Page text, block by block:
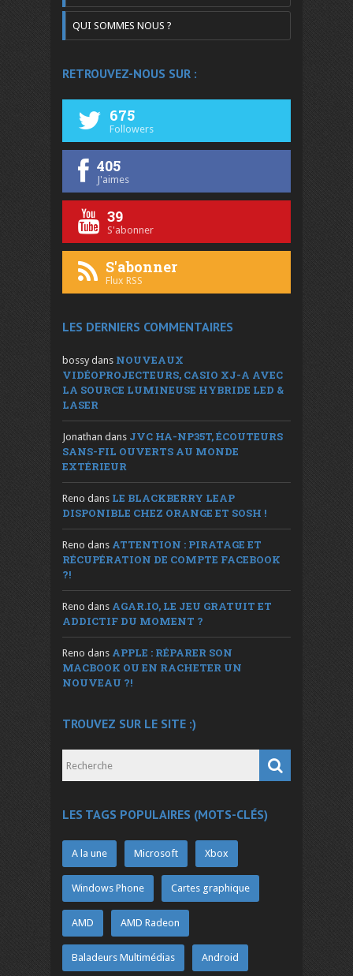
QUI SOMMES NOUS ?
RETROUVEZ-NOUS SUR :
675
Followers
405
J'aimes
39
S'abonner
S'abonner
Flux RSS
LES DERNIERS COMMENTAIRES
bossy dans NOUVEAUX
VIDÉOPROJECTEURS, CASIO XJ-A AVEC
LA SOURCE LUMINEUSE HYBRIDE LED &
LASER
Jonathan dans JVC HA-NP35T, ÉCOUTEURS
SANS-FIL OUVERTS AU MONDE
EXTÉRIEUR
Reno dans LE BLACKBERRY LEAP
DISPONIBLE CHEZ ORANGE ET SOSH !
Reno dans ATTENTION : PIRATAGE ET
RÉCUPÉRATION DE COMPTE FACEBOOK
?!
Reno dans AGAR.IO, LE JEU GRATUIT ET
ADDICTIF DU MOMENT ?
Reno dans APPLE : RÉPARER SON
MACBOOK OU EN RACHETER UN
NOUVEAU ?!
TROUVEZ SUR LE SITE :)
LES TAGS POPULAIRES (MOTS-CLÉS)
A la une Microsoft Xbox
Windows Phone Cartes graphique
AMD AMD Radeon
Baladeurs Multimédias Android